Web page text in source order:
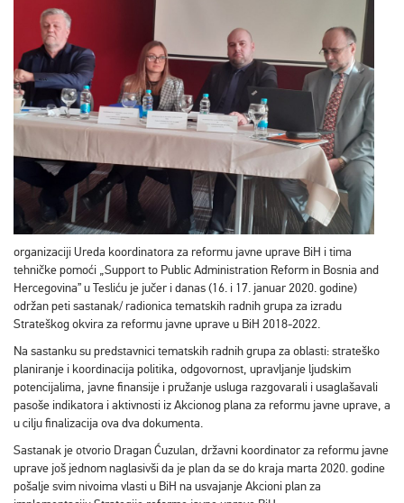
organizaciji Ureda koordinatora za reformu javne uprave BiH i tima
tehničke pomoći „Support to Public Administration Reform in Bosnia and
Hercegovina” u Tesliću je jučer i danas (16. i 17. januar 2020. godine)
održan peti sastanak/ radionica tematskih radnih grupa za izradu
Strateškog okvira za reformu javne uprave u BiH 2018-2022.
Na sastanku su predstavnici tematskih radnih grupa za oblasti: strateško
planiranje i koordinacija politika, odgovornost, upravljanje ljudskim
potencijalima, javne finansije i pružanje usluga razgovarali i usaglašavali
pasoše indikatora i aktivnosti iz Akcionog plana za reformu javne uprave, a
u cilju finalizacija ova dva dokumenta.
Sastanak je otvorio Dragan Ćuzulan, državni koordinator za reformu javne
uprave još jednom naglasivši da je plan da se do kraja marta 2020. godine
pošalje svim nivoima vlasti u BiH na usvajanje Akcioni plan za